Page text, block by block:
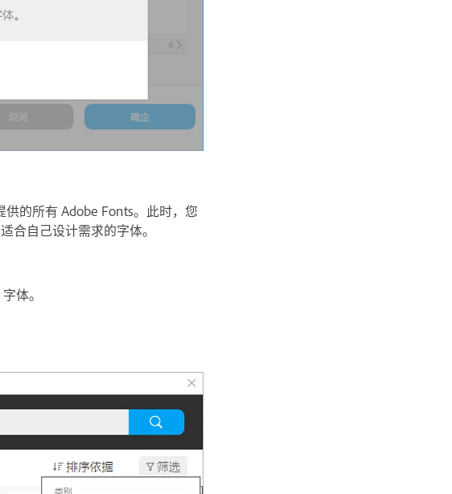
的所有 Adobe Fonts。此时，您
合自己设计需求的字体。
体。